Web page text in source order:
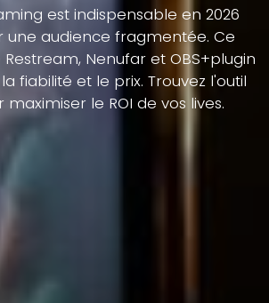
est indispensable en 2026
une audience fragmentée. Ce
Nenufar et OBS+plugin
fiabilité et le prix. Trouvez l'outil
le ROI de vos lives.